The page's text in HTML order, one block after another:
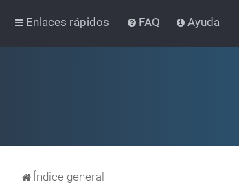
Enlaces rápidos FAQ Ayuda
Índice general